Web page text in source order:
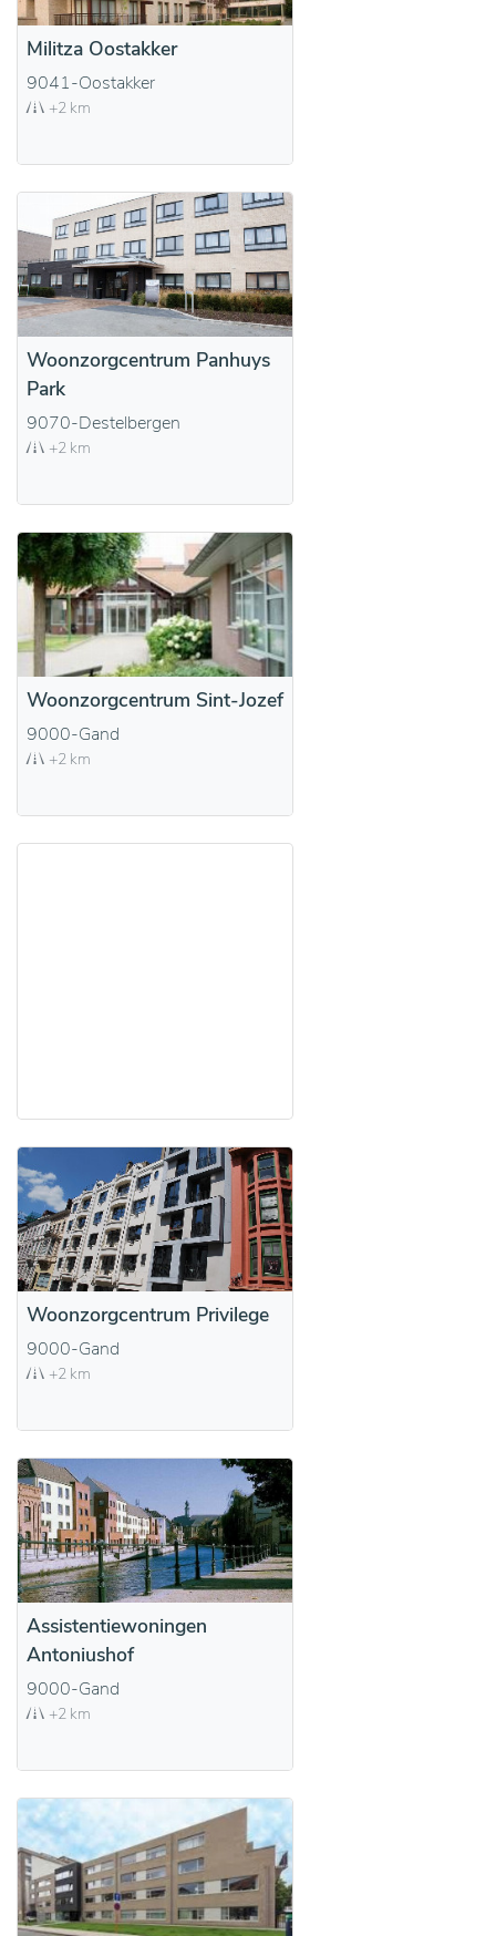
Militza Oostakker
9041-Oostakker
+2 km
Woonzorgcentrum Panhuys
Park
9070-Destelbergen
+2 km
Woonzorgcentrum Sint-Jozef
9000-Gand
+2 km
Woonzorgcentrum Privilege
9000-Gand
+2 km
Assistentiewoningen
Antoniushof
9000-Gand
+2 km